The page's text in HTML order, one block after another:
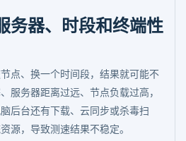
务器、时段和终端性
点、换一个时间段，结果就可能不
服务器距离过远、节点负载过高，
后台还有下载、云同步或杀毒扫
源，导致测速结果不稳定。